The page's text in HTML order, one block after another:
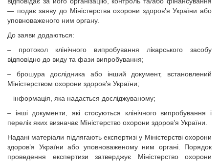
— подає заяву до Міністерства охорони здоров’я України або
уповноваженого ним органу.
До заяви додаються:
– протокол клінічного випробування лікарського засобу
відповідно до виду та фази випробування;
– брошура дослідника або інший документ, встановлений
Міністерством охорони здоров’я України;
– інформація, яка надається досліджуваному;
– інші документи, які стосуються клінічного випробування і
перелік яких визначає Міністерство охорони здоров’я України.
Надані матеріали підлягають експертизі у Міністерстві охорони
здоров’я України або уповноваженому ним органі. Порядок
проведення експертизи затверджує Міністерство охорони